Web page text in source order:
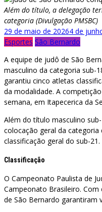
Além do título, a delegação
categoria (Divulgação PMSBC)
29 de maio de 20264 de
Esportes São Bernardo
A equipe de judô de São
masculino da categoria sub-
garantiu cinco atletas
da modalidade. A
semana, em Itapecerica da
Além do título masculino
colocação geral da
classificação geral do sub-21.
Classificação
O Campeonato Paulista de
Campeonato Brasileiro.
de São Bernardo garantiram